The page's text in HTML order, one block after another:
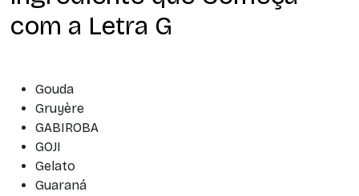
com a Letra G
Gouda
Gruyère
GABIROBA
GOJI
Gelato
Guaraná